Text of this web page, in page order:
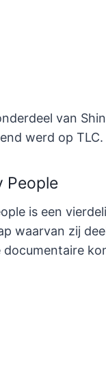
van
werd op TLC.
People
is een
waarvan zij
documentaire